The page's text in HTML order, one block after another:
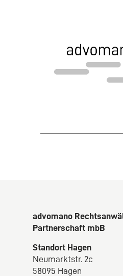
advomano
Partnerschaft mbB
Standort Hagen
Neumarktstr. 2c
58095 Hagen